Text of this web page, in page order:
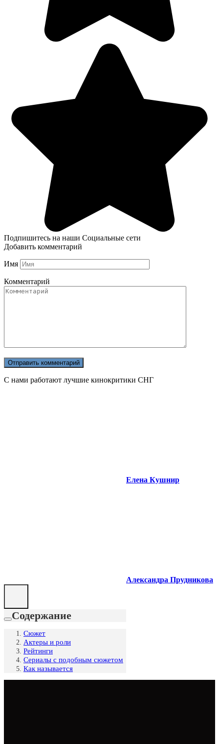
Подпишитесь на наши Социальные сети
Добавить комментарий
Имя
Комментарий
С нами работают лучшие кинокритики СНГ
Елена Кушнир
Александра Прудникова
Содержание
Сюжет
Актеры и роли
Рейтинги
Сериалы с подобным сюжетом
Как называется